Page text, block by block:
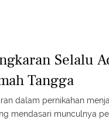
Selalu
Tangga
dalam pernikahan
mendasari munculnya